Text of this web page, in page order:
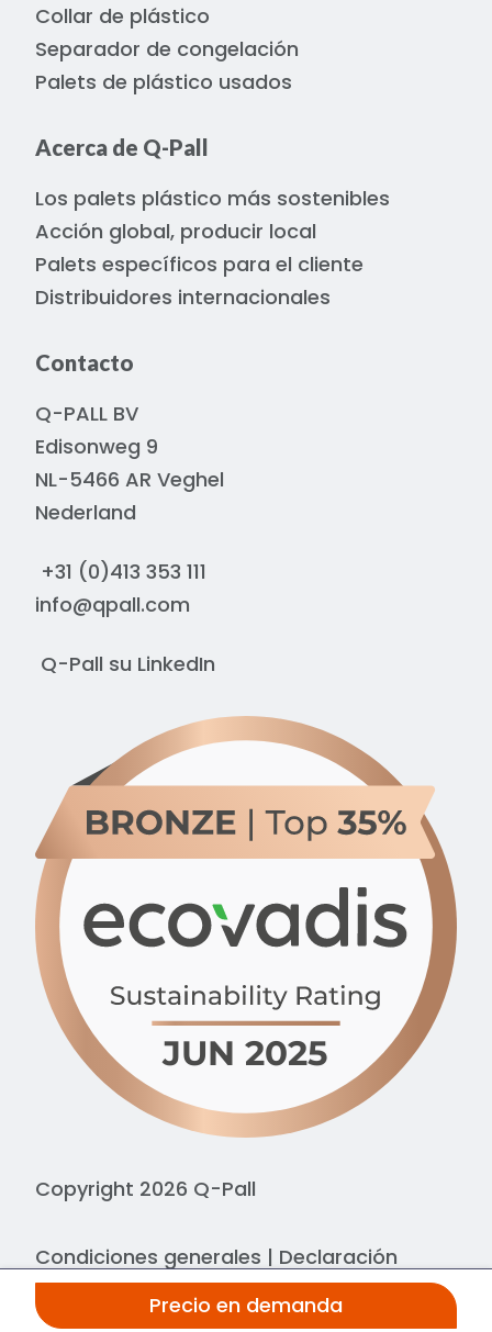
Precio en demanda
Collar de plástico
Separador de congelación
Palets de plástico usados
Acerca de Q-Pall
Los palets plástico más sostenibles
Acción global, producir local
Palets específicos para el cliente
Distribuidores internacionales
Contacto
Q-PALL BV
Edisonweg 9
NL-5466 AR Veghel
Nederland
+31 (0)413 353 111
info@qpall.com
Q-Pall su LinkedIn
Copyright 2026 Q-Pall
Condiciones generales | Declaración
sobre cookies|Declaración de privacidad